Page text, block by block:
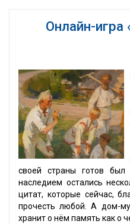
Онлайн-игра
своей страны готов был
наследием остались
цитат, которые сейчас,
прочесть любой. А дом-
хранит о нём память как о